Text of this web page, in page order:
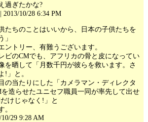
過ぎたかな?
10/28 6:34 PM
たちのことはいいから、日本の子供たちを
」
ントリー、有難うございます。
ビのCMでも、アフリカの骨と皮になってい
を晒して「月数千円が彼らを救います。さ
!」と。
の当たりにした「カメラマン・ディレクタ
を造らせたユニセフ職員一同が率先して出せ
けじゃなく!」と
。
10/29 9:28 AM